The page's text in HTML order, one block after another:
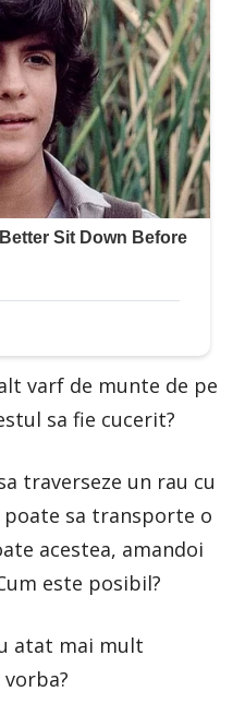
varf de munte de pe
sa fie cucerit?
traverseze un rau cu
sa transporte o
acestea, amandoi
este posibil?
atat mai mult